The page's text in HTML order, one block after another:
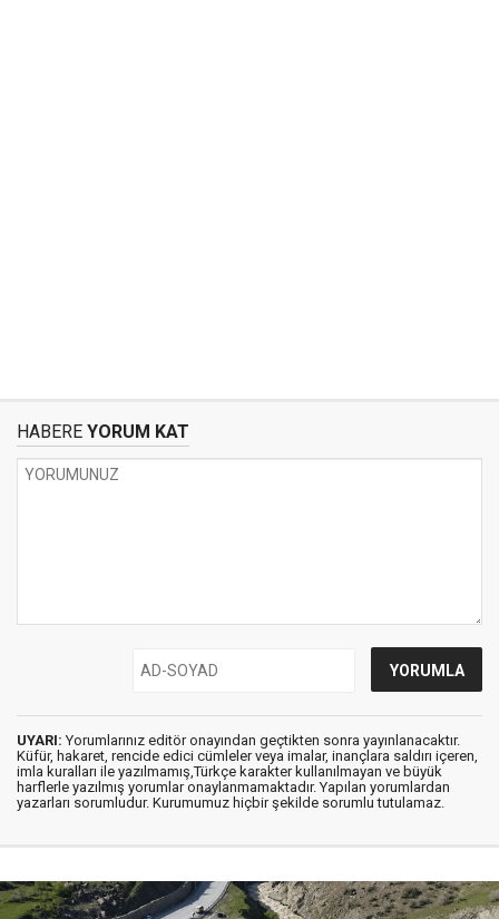
HABERE YORUM KAT
UYARI: Yorumlarınız editör onayından geçtikten sonra yayınlanacaktır.
Küfür, hakaret, rencide edici cümleler veya imalar, inançlara saldırı içeren,
imla kuralları ile yazılmamış,Türkçe karakter kullanılmayan ve büyük
harflerle yazılmış yorumlar onaylanmamaktadır. Yapılan yorumlardan
yazarları sorumludur. Kurumumuz hiçbir şekilde sorumlu tutulamaz.